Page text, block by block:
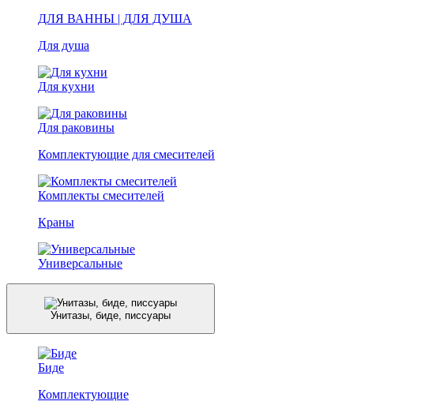
ДЛЯ ВАННЫ | ДЛЯ ДУША
Для душа
Для кухни
Для раковины
Комплектующие для смесителей
Комплекты смесителей
Краны
Универсальные
Унитазы, биде, писсуары
Биде
Комплектующие